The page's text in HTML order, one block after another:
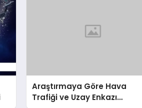
Araştırmaya Göre Hava
Trafiği ve Uzay Enkazı